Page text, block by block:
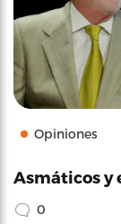
Opiniones
Asmáticos y
0